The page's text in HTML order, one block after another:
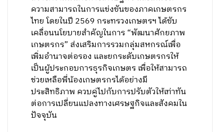
ความสามารถในการแข่งขันของภาคเกษตรกร
ไทย โดยในปี 2569 กระทรวงเกษตรฯ ได้ขับ
เคลื่อนนโยบายสำคัญในการ “พัฒนาศักยภาพ
เกษตรกร” ส่งเสริมการรวมกลุ่มสหกรณ์เพื่อ
เพิ่มอำนาจต่อรอง และยกระดับเกษตรกรให้
เป็นผู้ประกอบการธุรกิจเกษตร เพื่อให้สามารถ
ช่วยเหลือพี่น้องเกษตรกรได้อย่างมี
ประสิทธิภาพ ควบคู่ไปกับการปรับตัวให้เท่าทัน
ต่อการเปลี่ยนแปลงทางเศรษฐกิจและสังคมใน
ปัจจุบัน